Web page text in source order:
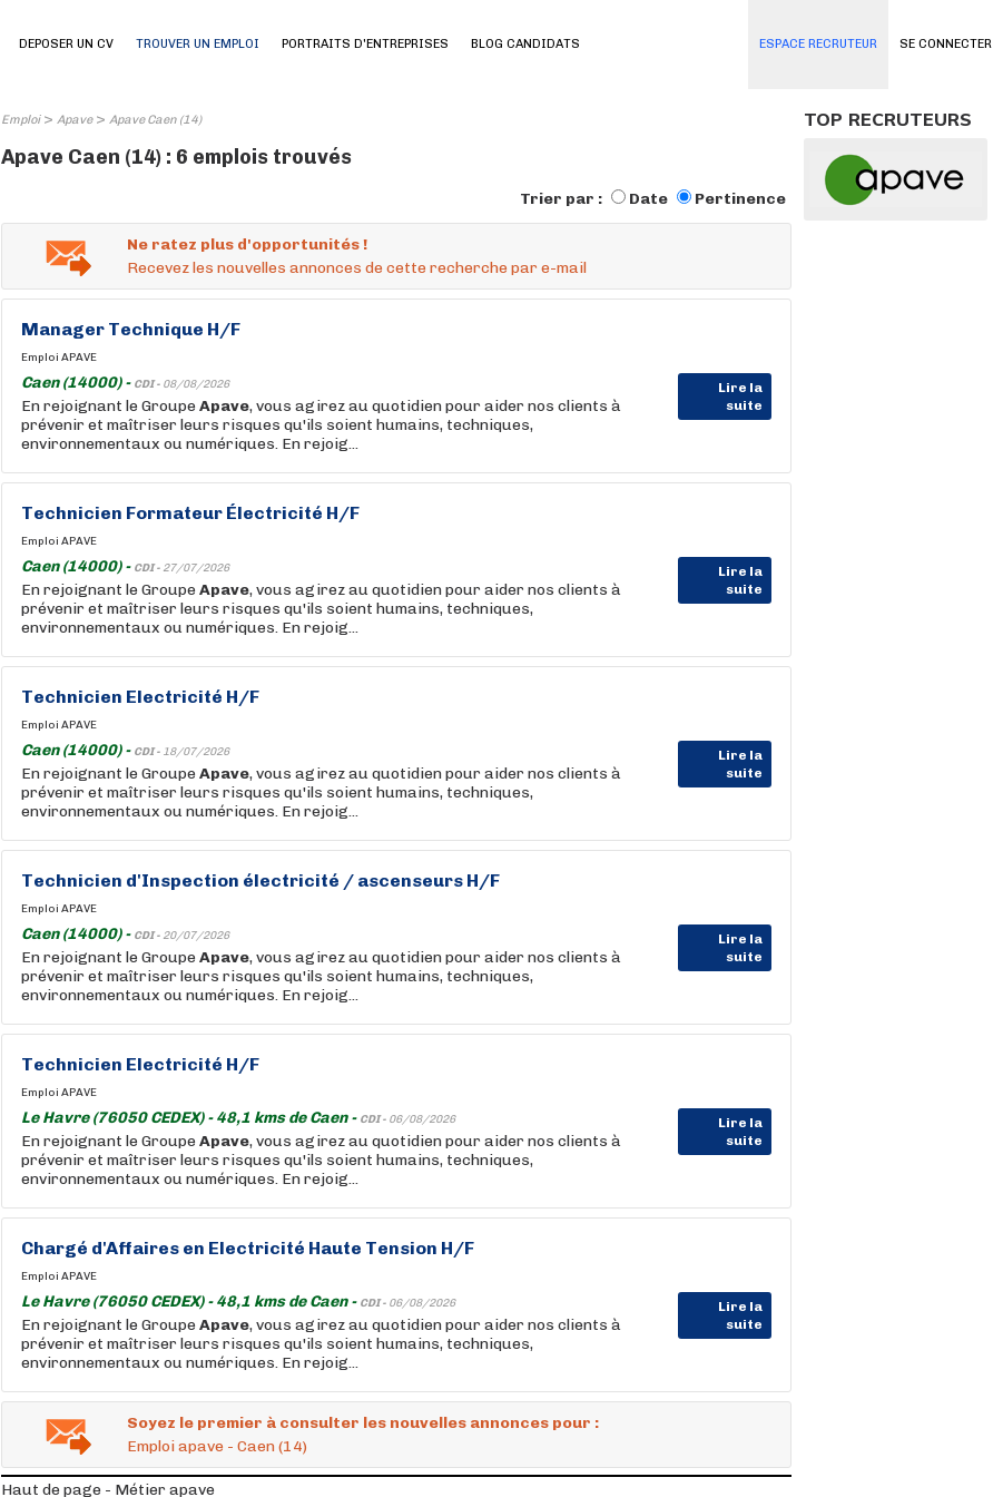
SE CONNECTER
DEPOSER UN CV TROUVER UN EMPLOI PORTRAITS D'ENTREPRISES BLOG CANDIDATS ESPACE RECRUTEUR
Emploi> Apave> Apave Caen (14)
Apave Caen (14) : 6 emplois trouvés
Trier par : Date Pertinence
Ne ratez plus d'opportunités !
Recevez les nouvelles annonces de cette recherche par e-mail
Manager Technique H/F
Emploi APAVE
Caen (14000) - CDI - 08/08/2026
Lire la
suite
En rejoignant le GroupeApave, vous agirez au quotidien pour aider nos clients à
prévenir et maîtriser leurs risques qu'ils soient humains, techniques,
environnementaux ou numériques. En rejoig...
Technicien Formateur Électricité H/F
Emploi APAVE
Caen (14000) - CDI - 27/07/2026
Lire la
suite
En rejoignant le GroupeApave, vous agirez au quotidien pour aider nos clients à
prévenir et maîtriser leurs risques qu'ils soient humains, techniques,
environnementaux ou numériques. En rejoig...
Technicien Electricité H/F
Emploi APAVE
Caen (14000) - CDI - 18/07/2026
Lire la
suite
En rejoignant le GroupeApave, vous agirez au quotidien pour aider nos clients à
prévenir et maîtriser leurs risques qu'ils soient humains, techniques,
environnementaux ou numériques. En rejoig...
Technicien d'Inspection électricité / ascenseurs H/F
Emploi APAVE
Caen (14000) - CDI - 20/07/2026
Lire la
suite
En rejoignant le GroupeApave, vous agirez au quotidien pour aider nos clients à
prévenir et maîtriser leurs risques qu'ils soient humains, techniques,
environnementaux ou numériques. En rejoig...
Technicien Electricité H/F
Emploi APAVE
Le Havre (76050 CEDEX) - 48,1 kms de Caen - CDI - 06/08/2026
Lire la
suite
En rejoignant le GroupeApave, vous agirez au quotidien pour aider nos clients à
prévenir et maîtriser leurs risques qu'ils soient humains, techniques,
environnementaux ou numériques. En rejoig...
Chargé d'Affaires en Electricité Haute Tension H/F
Emploi APAVE
Le Havre (76050 CEDEX) - 48,1 kms de Caen - CDI - 06/08/2026
Lire la
suite
En rejoignant le GroupeApave, vous agirez au quotidien pour aider nos clients à
prévenir et maîtriser leurs risques qu'ils soient humains, techniques,
environnementaux ou numériques. En rejoig...
Soyez le premier à consulter les nouvelles annonces pour :
Emploi apave - Caen (14)
Haut de page - Métier apave
TOP RECRUTEURS